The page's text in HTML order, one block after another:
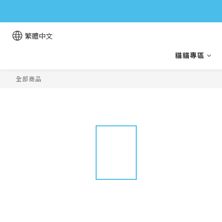
繁體中文
貓貓專區
全部商品